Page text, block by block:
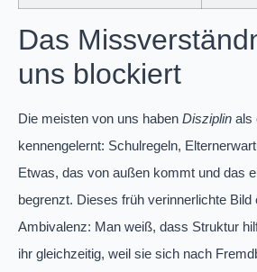
Das
uns blockiert
Die meisten von uns haben Disziplin als
kennengelernt: Schulregeln,
Etwas, das von außen kommt und das
begrenzt. Dieses früh verinnerlichte Bild
Ambivalenz: Man weiß, dass Struktur
ihr gleichzeitig, weil sie sich nach